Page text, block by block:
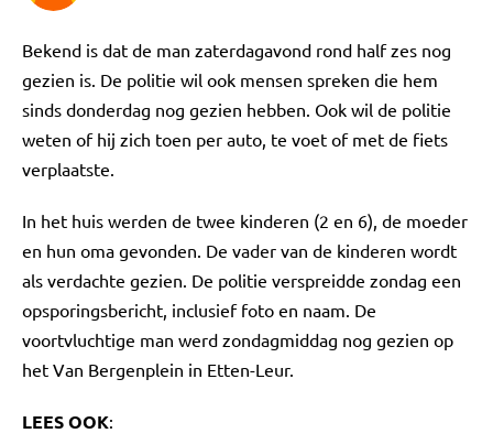
Bekend is dat de man zaterdagavond rond half zes nog
gezien is. De politie wil ook mensen spreken die hem
sinds donderdag nog gezien hebben. Ook wil de politie
weten of hij zich toen per auto, te voet of met de fiets
verplaatste.
In het huis werden de twee kinderen (2 en 6), de moeder
en hun oma gevonden. De vader van de kinderen wordt
als verdachte gezien. De politie verspreidde zondag een
opsporingsbericht, inclusief foto en naam. De
voortvluchtige man werd zondagmiddag nog gezien op
het Van Bergenplein in Etten-Leur.
LEES OOK: